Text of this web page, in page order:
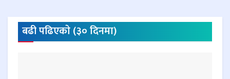
बढी पढिएकाे (३० दिनमा)